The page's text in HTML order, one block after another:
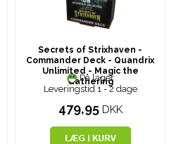
Secrets of Strixhaven -
Commander Deck - Quandrix
Unlimited - Magic the
Gathering
På lager
Leveringstid 1 - 2 dage
479,95 DKK